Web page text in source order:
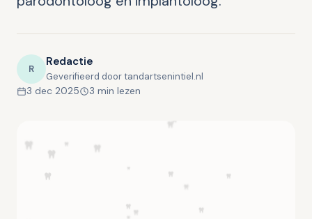
R Redactie
Geverifieerd door tandartsenintiel.nl
3 dec 2025 3 min lezen